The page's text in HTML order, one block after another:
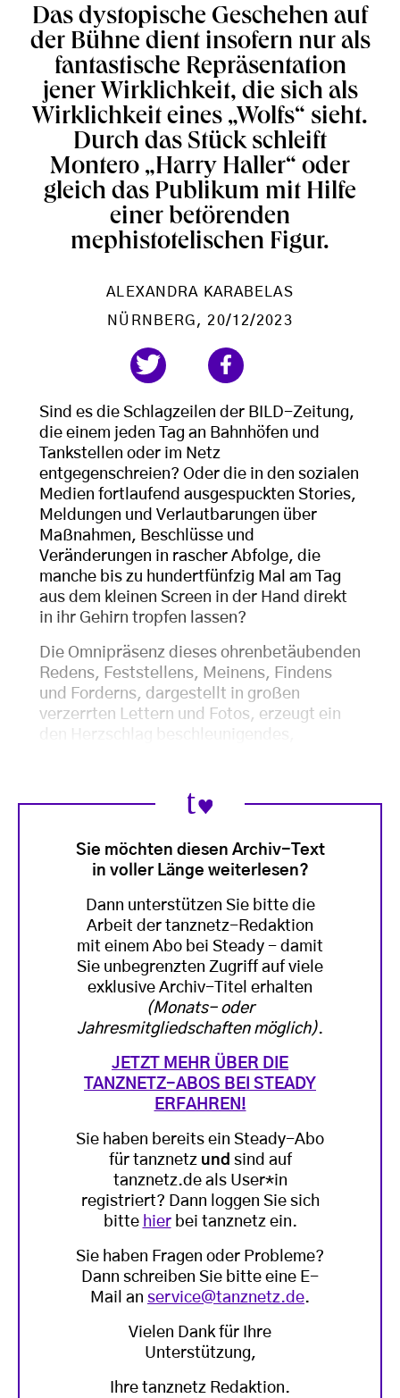
Das dystopische Geschehen auf
der Bühne dient insofern nur als
fantastische Repräsentation
jener Wirklichkeit, die sich als
Wirklichkeit eines „Wolfs“ sieht.
Durch das Stück schleift
Montero „Harry Haller“ oder
gleich das Publikum mit Hilfe
einer betörenden
mephistotelischen Figur.
ALEXANDRA KARABELAS
NÜRNBERG , 20/12/2023
Sind es die Schlagzeilen der BILD-Zeitung,
die einem jeden Tag an Bahnhöfen und
Tankstellen oder im Netz
entgegenschreien? Oder die in den sozialen
Medien fortlaufend ausgespuckten Stories,
Meldungen und Verlautbarungen über
Maßnahmen, Beschlüsse und
Veränderungen in rascher Abfolge, die
manche bis zu hundertfünfzig Mal am Tag
aus dem kleinen Screen in der Hand direkt
in ihr Gehirn tropfen lassen?
Die Omnipräsenz dieses ohrenbetäubenden
Redens, Feststellens, Meinens, Findens
und Forderns, dargestellt in großen
verzerrten Lettern und Fotos, erzeugt ein
den Herzschlag beschleunigendes,
Sie möchten diesen Archiv-Text
in voller Länge weiterlesen?
Dann unterstützen Sie bitte die
Arbeit der tanznetz-Redaktion
mit einem Abo bei Steady - damit
Sie unbegrenzten Zugriff auf viele
exklusive Archiv-Titel erhalten
(Monats- oder
Jahresmitgliedschaften möglich).
JETZT MEHR ÜBER DIE
TANZNETZ-ABOS BEI STEADY
ERFAHREN!
Sie haben bereits ein Steady-Abo
für tanznetz und sind auf
tanznetz.de als User*in
registriert? Dann loggen Sie sich
bitte hierbei tanznetz ein.
Sie haben Fragen oder Probleme?
Dann schreiben Sie bitte eine E-
Mail an service@tanznetz.de.
Vielen Dank für Ihre
Unterstützung,
Ihre tanznetz Redaktion.